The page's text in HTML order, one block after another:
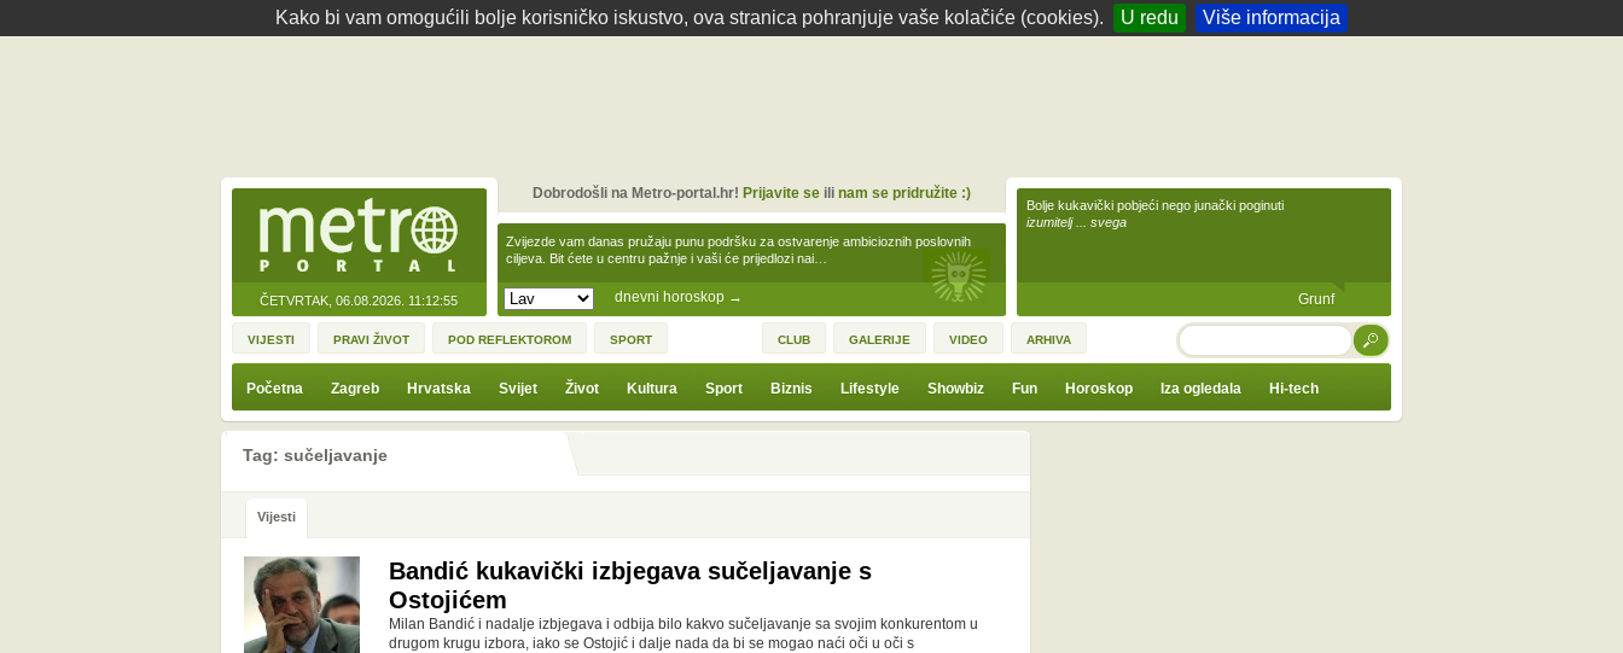
Kako bi vam omogućili bolje korisničko iskustvo, ova stranica pohranjuje vaše kolačiće (cookies). U redu Više informacija
ČETVRTAK, 06.08.2026. 11:12:55 dnevni horoskop →
Zvijezde vam danas pružaju punu podršku za ostvarenje ambicioznih poslovnih
ciljeva. Bit ćete u centru pažnje i vaši će prijedlozi nai…
Dobrodošli na Metro-portal.hr! Prijavite seili nam se pridružite :)
Bolje kukavički pobjeći nego junački poginuti
izumitelj ... svega
Grunf
VIJESTI PRAVI ŽIVOT POD REFLEKTOROM SPORT CLUB GALERIJE VIDEO ARHIVA TRAŽI
Početna Zagreb Hrvatska Svijet Život Kultura Sport Biznis Lifestyle Showbiz Fun Horoskop Iza ogledala Hi-tech
Tag: sučeljavanje
Vijesti
Bandić kukavički izbjegava sučeljavanje s
Ostojićem
Milan Bandić i nadalje izbjegava i odbija bilo kakvo sučeljavanje sa svojim konkurentom u
drugom krugu izbora, iako se Ostojić i dalje nada da bi se mogao naći oči u oči s